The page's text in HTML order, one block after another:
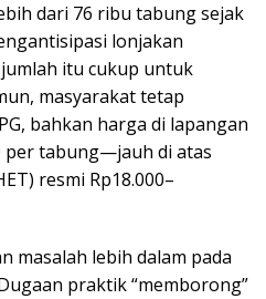
dari 76 ribu tabung sejak
lonjakan
itu cukup untuk
masyarakat tetap
bahkan harga di lapangan
per tabung—jauh di atas
resmi Rp18.000–
masalah lebih dalam pada
praktik “memborong”